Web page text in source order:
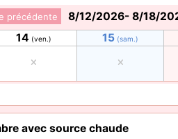
8/12/2026- 8/18/
précédente
14 (ven.) 15 (sam.)
avec source chaude